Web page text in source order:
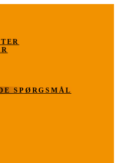
SPØRGSMÅL